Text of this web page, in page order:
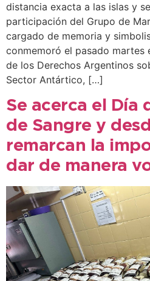
distancia exacta a las islas y
participación del Grupo de
cargado de memoria y
conmemoró el pasado martes
de los Derechos Argentinos
Sector Antártico, […]
Se acerca el Día
de Sangre y
remarcan la
dar de manera